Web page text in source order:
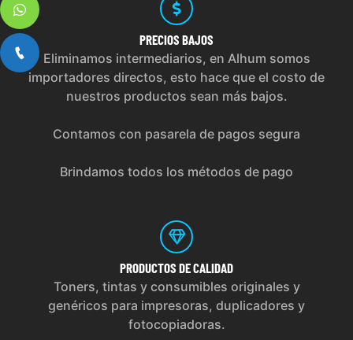
PRECIOS BAJOS
Eliminamos intermediarios, en Alhum somos
importadores directos, esto hace que el costo de
nuestros productos sean más bajos.
Contamos con pasarela de pagos segura
Brindamos todos los métodos de pago
PRODUCTOS DE CALIDAD
Toners, tintas y consumibles originales y
genéricos para impresoras, duplicadores y
fotocopiadoras.